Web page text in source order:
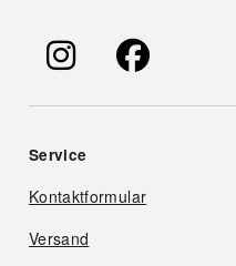
Service
Kontaktformular
Versand